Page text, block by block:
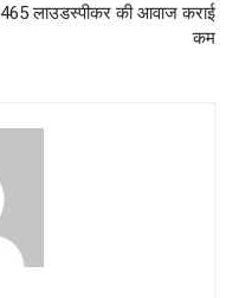
465 लाउडस्पीकर की आवाज कराई
कम